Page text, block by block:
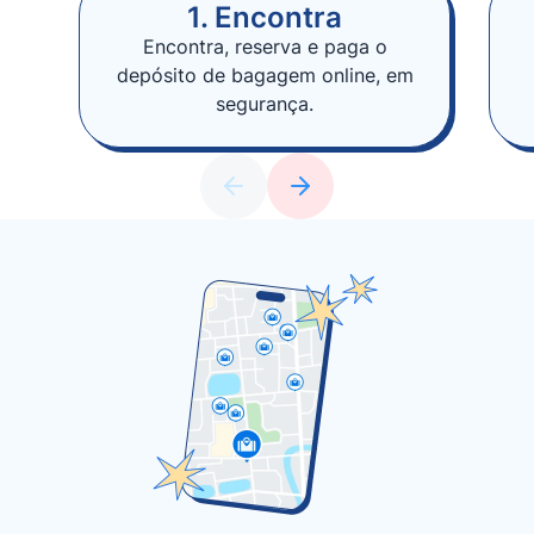
1. Encontra
Encontra, reserva e paga o
depósito de bagagem online, em
segurança.